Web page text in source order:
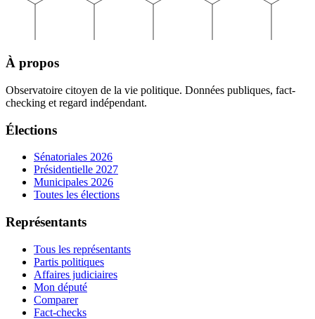
À propos
Observatoire citoyen de la vie politique. Données publiques, fact-
checking et regard indépendant.
Élections
Sénatoriales 2026
Présidentielle 2027
Municipales 2026
Toutes les élections
Représentants
Tous les représentants
Partis politiques
Affaires judiciaires
Mon député
Comparer
Fact-checks